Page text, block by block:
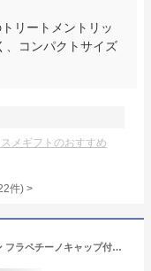
リートメントリッ
、コンパクトサイズ
メギフトのおすすめ
件) >
【6本セット】 メルティカフェツインペン フラペチーノキャップ付き ペン カラーペン ツインペン 筆記具 文房具 女の子 かわいい ホワイトデー 筆記具 子供 こども 文具 文具セット 小学生 中学生 女子 文房具セット 子供会 誕生日 プレゼント お返し 入学 クリスマス